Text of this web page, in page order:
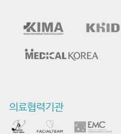
의료협력기관